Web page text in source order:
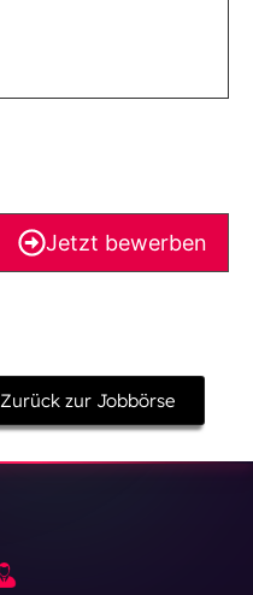
Jetzt bewerben
Zurück zur Jobbörse